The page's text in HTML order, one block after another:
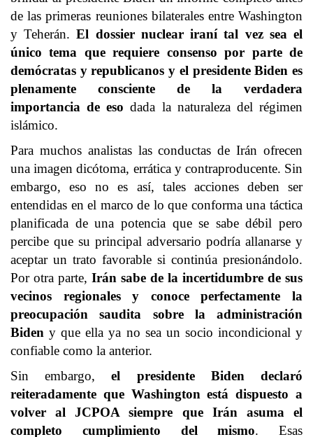
de las primeras reuniones bilaterales entre Washington
y Teherán.El dossier nuclear iraní tal vez sea el
único tema que requiere consenso por parte de
demócratas y republicanos y el presidente Biden es
plenamente consciente de la verdadera
importancia de eso dada la naturaleza del régimen
islámico.
Para muchos analistas las conductas de Irán ofrecen
una imagen dicótoma, errática y contraproducente. Sin
embargo, eso no es así, tales acciones deben ser
entendidas en el marco de lo que conforma una táctica
planificada de una potencia que se sabe débil pero
percibe que su principal adversario podría allanarse y
aceptar un trato favorable si continúa presionándolo.
Por otra parte, Irán sabe de la incertidumbre de sus
vecinos regionales y conoce perfectamente la
preocupación saudita sobre la administración
Biden y que ella ya no sea un socio incondicional y
confiable como la anterior.
Sin embargo,el presidente Biden declaró
reiteradamente que Washington está dispuesto a
volver al JCPOA siempre que Irán asuma el
completo cumplimiento del mismo. Esas